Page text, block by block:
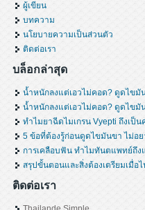
ผู้เขียน
บทความ
นโยบายความเป็นส่วนตัว
ติดต่อเรา
บล็อกล่าสุด
น้ำหนักลงแต่เอวไม่คอด? ดูดไขมั
น้ำหนักลงแต่เอวไม่คอด? ดูดไขมั
ทำไมยาฉีดไมเกรน Vyepti ถึงเป็
5 ข้อที่ต้องรู้ก่อนดูดไขมันขา ไม่อ
การเคลือบฟัน ทำไมทันตแพทย์ถึง
สรุปขั้นตอนและสิ่งต้องเตรียมเมื่อ
ติดต่อเรา